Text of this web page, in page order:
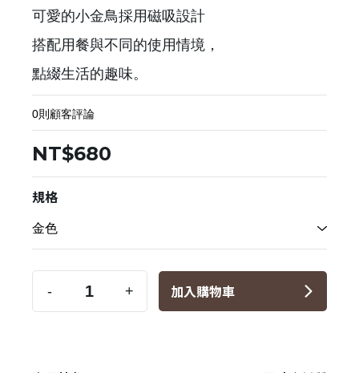
可愛的小金鳥採用磁吸設計
搭配用餐與不同的使用情境，
點綴生活的趣味。
0則顧客評論
NT$680
規格
- + 加入購物車